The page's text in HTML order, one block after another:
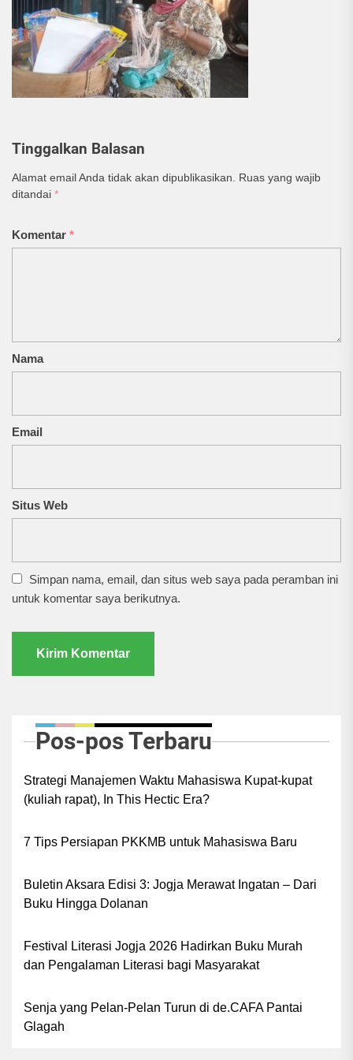
Tinggalkan Balasan
Alamat email Anda tidak akan dipublikasikan.
Ruas yang wajib
ditandai *
Komentar *
Nama
Email
Situs Web
Simpan nama, email, dan situs web saya pada peramban ini
untuk komentar saya berikutnya.
Pos-pos Terbaru
Strategi Manajemen Waktu Mahasiswa Kupat-kupat
(kuliah rapat), In This Hectic Era?
7 Tips Persiapan PKKMB untuk Mahasiswa Baru
Buletin Aksara Edisi 3: Jogja Merawat Ingatan – Dari
Buku Hingga Dolanan
Festival Literasi Jogja 2026 Hadirkan Buku Murah
dan Pengalaman Literasi bagi Masyarakat
Senja yang Pelan-Pelan Turun di de.CAFA Pantai
Glagah